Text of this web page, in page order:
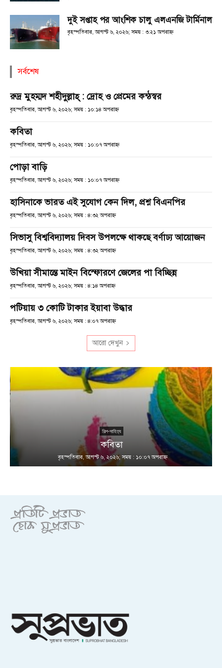
দুই সপ্তাহ পর আংশিক চালু এলএনজি টার্মিনাল
বৃহস্পতিবার, আগস্ট ৬, ২০২৬; সময় : ৩:২১ অপরাহ্ণ
সর্বশেষ
রুদ্র মুহম্মদ শহীদুল্লাহ্ : দ্রোহ ও প্রেমের কন্ঠস্বর
বৃহস্পতিবার, আগস্ট ৬, ২০২৬; সময় : ১০:১৪ অপরাহ্ণ
কবিতা
বৃহস্পতিবার, আগস্ট ৬, ২০২৬; সময় : ১০:০৭ অপরাহ্ণ
পোড়া বাড়ি
বৃহস্পতিবার, আগস্ট ৬, ২০২৬; সময় : ১০:০৭ অপরাহ্ণ
হাসিনাকে ভারত এই সুযোগ কেন দিল, প্রশ্ন বিএনপির
বৃহস্পতিবার, আগস্ট ৬, ২০২৬; সময় : ৪:৩২ অপরাহ্ণ
সিভাসু বিশ্ববিদ্যালয় দিবস উপলক্ষে থাকছে বর্ণাঢ্য আয়োজন
বৃহস্পতিবার, আগস্ট ৬, ২০২৬; সময় : ৪:৩২ অপরাহ্ণ
উখিয়া সীমান্তে মাইন বিস্ফোরণে জেলের পা বিচ্ছিন্ন
বৃহস্পতিবার, আগস্ট ৬, ২০২৬; সময় : ৪:১৪ অপরাহ্ণ
পটিয়ায় ৩ কোটি টাকার ইয়াবা উদ্ধার
বৃহস্পতিবার, আগস্ট ৬, ২০২৬; সময় : ৪:০৭ অপরাহ্ণ
আরো দেখুন
শিল্প-সাহিত্য
কবিতা
বৃহস্পতিবার, আগস্ট ৬, ২০২৬; সময় : ১০:০৭ অপরাহ্ণ